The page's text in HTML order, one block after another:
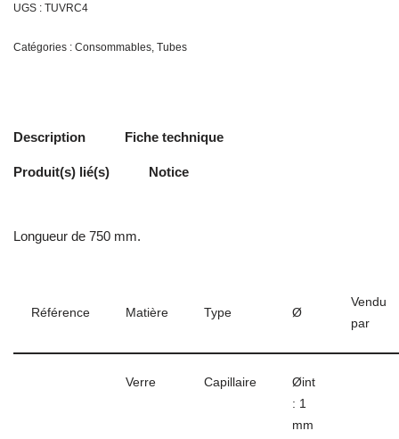
UGS : TUVRC4
Catégories : Consommables, Tubes
Description Fiche technique
Produit(s) lié(s) Notice
Longueur de 750 mm.
Référence Matière Type Ø
Vendu
par
Verre Capillaire
Øint
: 1
mm